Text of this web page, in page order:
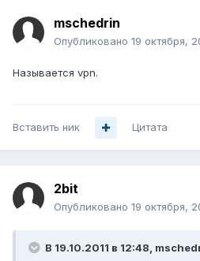
mschedrin
Опубликовано 19 октября,
Называется vpn.
Вставить ник Цитата
2bit
Опубликовано 19 октября,
В 19.10.2011 в 12:48,